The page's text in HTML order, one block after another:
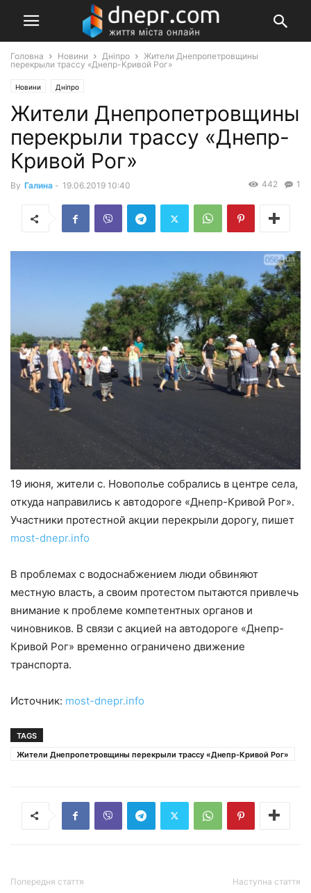
Головна Новини Дніпро
Жители Днепропетровщины
перекрыли трассу «Днепр-Кривой Рог»
Новини Дніпро
Жители Днепропетровщины
перекрыли трассу «Днепр-
Кривой Рог»
By Галина - 19.06.2019 10:40 1
442
19 июня, жители с. Новополье собрались в центре села,
откуда направились к автодороге «Днепр-Кривой Рог».
Участники протестной акции перекрыли дорогу, пишет
most-dnepr.info
В проблемах с водоснабжением люди обвиняют
местную власть, а своим протестом пытаются привлечь
внимание к проблеме компетентных органов и
чиновников. В связи с акцией на автодороге «Днепр-
Кривой Рог» временно ограничено движение
транспорта.
Источник: most-dnepr.info
TAGS
Жители Днепропетровщины перекрыли трассу «Днепр-Кривой Рог»
Попередня стаття Наступна стаття